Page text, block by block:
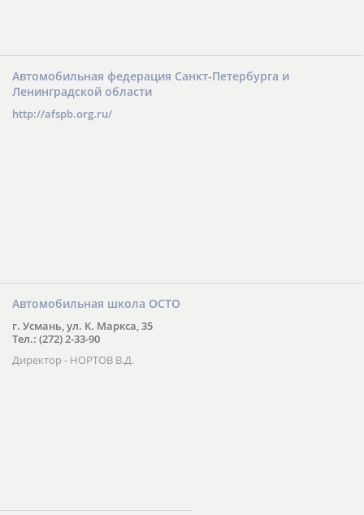
Автомобильная федерация Санкт-Петербурга и
Ленинградской области
http://afspb.org.ru/
Автомобильная школа ОСТО
г. Усмань, ул. К. Маркса, 35
Тел.: (272) 2-33-90
Директор - НОРТОВ В.Д.